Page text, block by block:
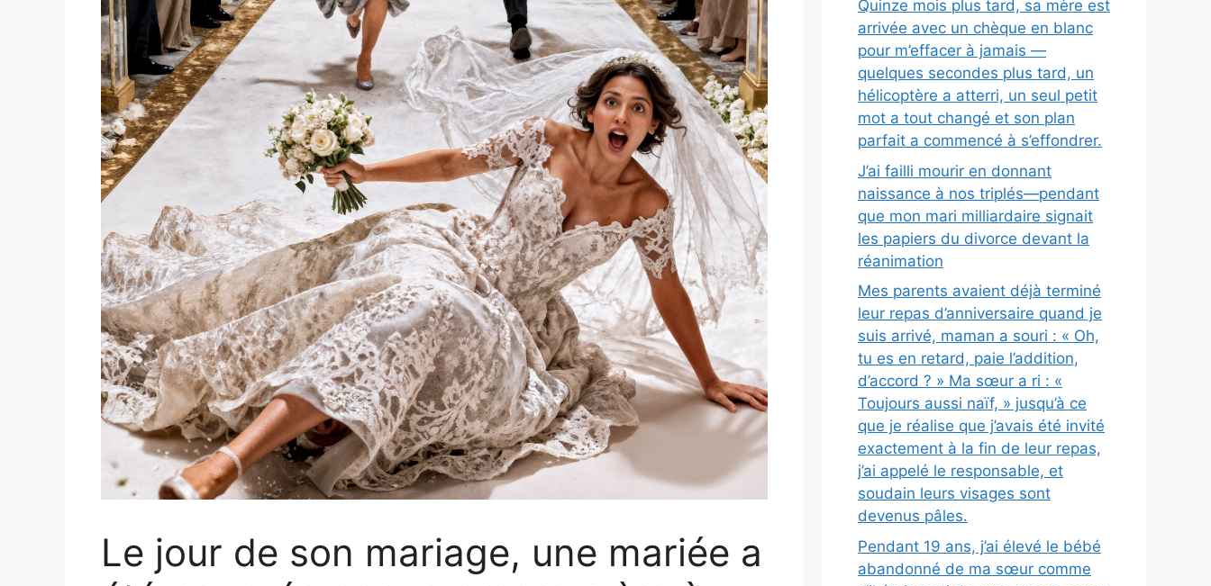
Le jour de son mariage, une mariée a
Quinze mois plus tard, sa mère est
arrivée avec un chèque en blanc
pour m’effacer à jamais —
quelques secondes plus tard, un
hélicoptère a atterri, un seul petit
mot a tout changé et son plan
parfait a commencé à s’effondrer.
J’ai failli mourir en donnant
naissance à nos triplés—pendant
que mon mari milliardaire signait
les papiers du divorce devant la
réanimation
Mes parents avaient déjà terminé
leur repas d’anniversaire quand je
suis arrivé, maman a souri : « Oh,
tu es en retard, paie l’addition,
d’accord ? » Ma sœur a ri : «
Toujours aussi naïf, » jusqu’à ce
que je réalise que j’avais été invité
exactement à la fin de leur repas,
j’ai appelé le responsable, et
soudain leurs visages sont
devenus pâles.
Pendant 19 ans, j’ai élevé le bébé
abandonné de ma sœur comme